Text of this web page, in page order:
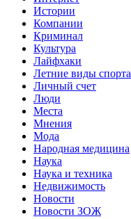
Истории
Компании
Криминал
Культура
Лайфхаки
Летние виды спорта
Личный счет
Люди
Места
Мнения
Мода
Народная медицина
Наука
Наука и техника
Недвижимость
Новости
Новости ЗОЖ